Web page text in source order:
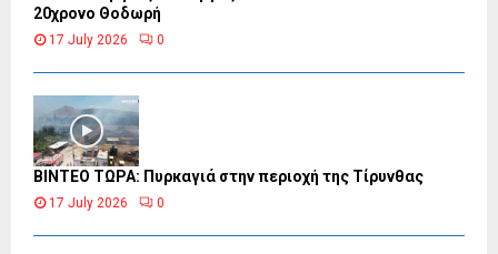
20χρονο Θοδωρή
17 July 2026 0
ΒΙΝΤΕΟ ΤΩΡΑ: Πυρκαγιά στην περιοχή της Τίρυνθας
17 July 2026 0